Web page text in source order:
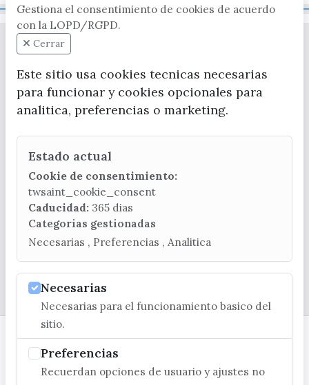
Mapa Web
(+34) 952 541 104
turismo@velezmalaga.es
C/ Poniente, 2. CP 29740 - Torre del Mar
© EXCMO. AYUNTAMIENTO DE VÉLEZ-MÁLAGA
Gestiona el consentimiento de cookies de acuerdo
con la LOPD/RGPD.
Cerrar
Este sitio usa cookies tecnicas necesarias
para funcionar y cookies opcionales para
analitica, preferencias o marketing.
Estado actual
Cookie de consentimiento:
twsaint_cookie_consent
Caducidad: 365 dias
Categorias gestionadas
Necesarias , Preferencias , Analitica
Necesarias
Necesarias para el funcionamiento basico del
sitio.
Preferencias
Recuerdan opciones de usuario y ajustes no